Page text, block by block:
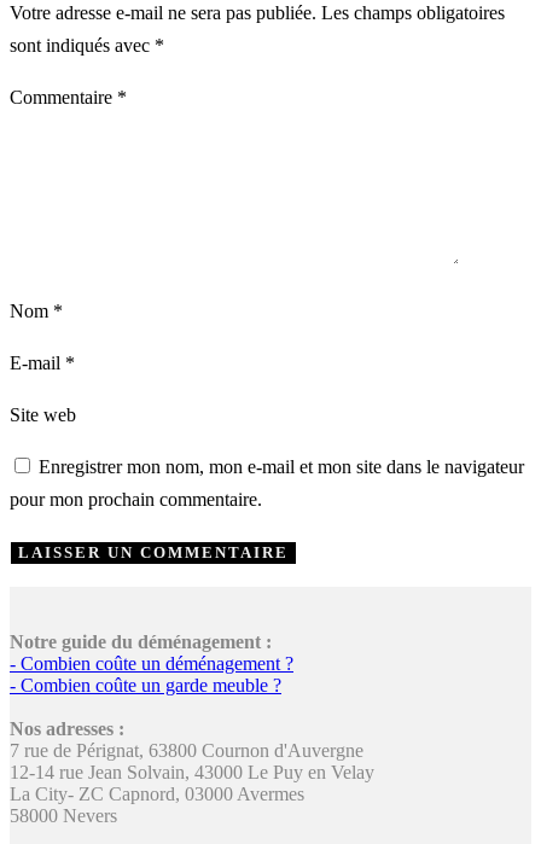
Votre adresse e-mail ne sera pas publiée. Les champs obligatoires
sont indiqués avec *
Commentaire *
Nom *
E-mail *
Site web
Enregistrer mon nom, mon e-mail et mon site dans le navigateur
pour mon prochain commentaire.
Notre guide du déménagement :
- Combien coûte un déménagement ?
- Combien coûte un garde meuble ?
Nos adresses :
7 rue de Pérignat, 63800 Cournon d'Auvergne
12-14 rue Jean Solvain, 43000 Le Puy en Velay
La City- ZC Capnord, 03000 Avermes
58000 Nevers